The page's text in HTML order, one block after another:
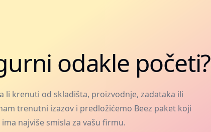
odakle početi?
li krenuti od skladišta, proizvodnje, zadataka ili
trenutni izazov i predložićemo Beez paket koji
ima najviše smisla za vašu firmu.